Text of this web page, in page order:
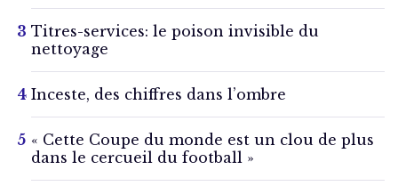
Titres-services: le poison invisible du
nettoyage
Inceste, des chiffres dans l’ombre
« Cette Coupe du monde est un clou de plus
dans le cercueil du football »